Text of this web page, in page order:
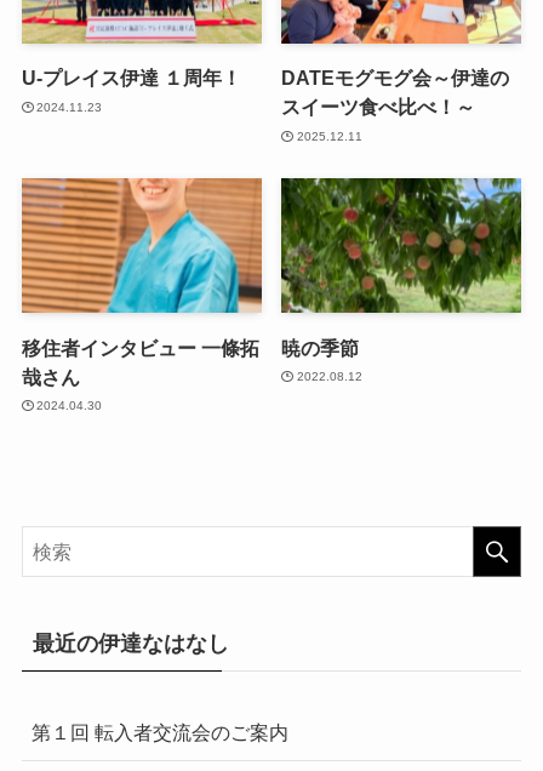
U-プレイス伊達 １周年！
2024.11.23
DATEモグモグ会～伊達の
スイーツ食べ比べ！～
2025.12.11
移住者インタビュー 一條拓
哉さん
2024.04.30
暁の季節
2022.08.12
最近の伊達なはなし
第１回 転入者交流会のご案内